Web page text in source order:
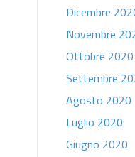
Dicembre
Novembre
Ottobre 2020
Settembre
Agosto 2020
Luglio 2020
Giugno 2020